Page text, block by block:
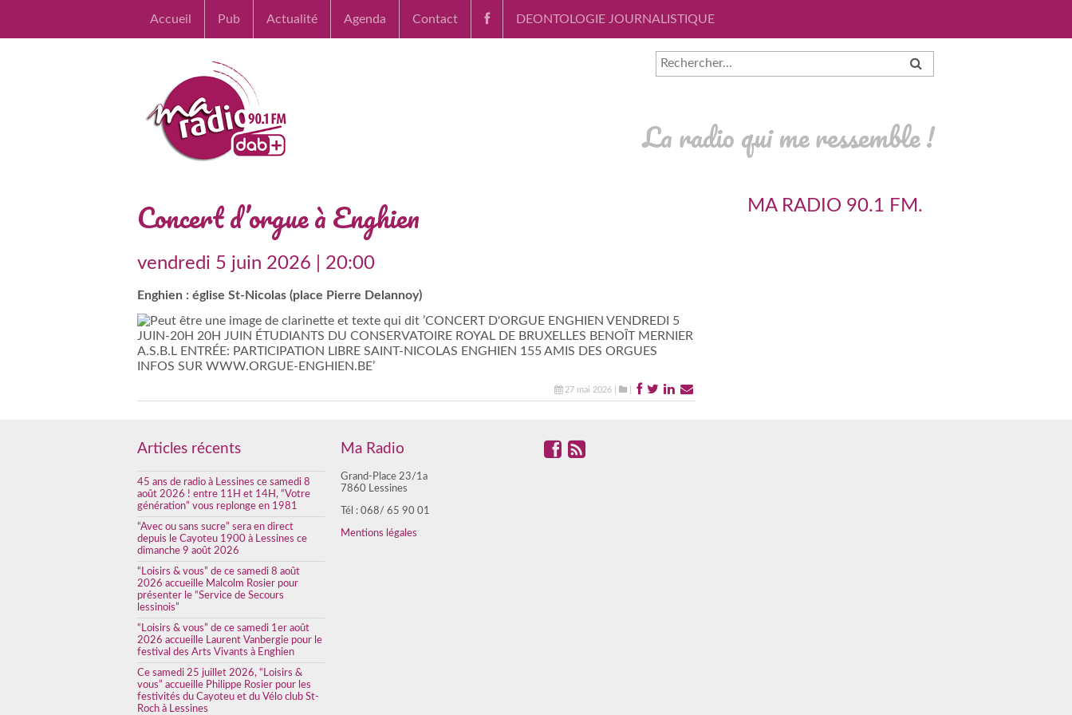
Accueil Pub Actualité Agenda Contact DEONTOLOGIE JOURNALISTIQUE
La radio qui me ressemble !
Concert d’orgue à Enghien
vendredi 5 juin 2026 | 20:00
Enghien : église St-Nicolas (place Pierre Delannoy)
27 mai 2026 | |
MA RADIO 90.1 FM.
Articles récents
45 ans de radio à Lessines ce samedi 8
août 2026 ! entre 11H et 14H, “Votre
génération” vous replonge en 1981
“Avec ou sans sucre” sera en direct
depuis le Cayoteu 1900 à Lessines ce
dimanche 9 août 2026
“Loisirs & vous” de ce samedi 8 août
2026 accueille Malcolm Rosier pour
présenter le “Service de Secours
lessinois”
“Loisirs & vous” de ce samedi 1er août
2026 accueille Laurent Vanbergie pour le
festival des Arts Vivants à Enghien
Ce samedi 25 juillet 2026, “Loisirs &
vous” accueille Philippe Rosier pour les
festivités du Cayoteu et du Vélo club St-
Roch à Lessines
Ma Radio
Grand-Place 23/1a
7860 Lessines
Tél : 068/ 65 90 01
Mentions légales